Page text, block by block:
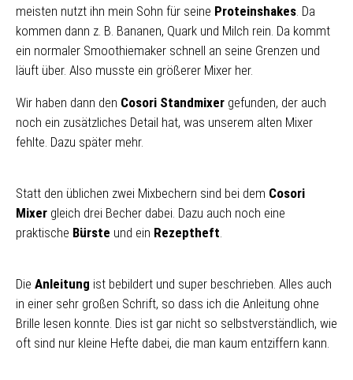
meisten nutzt ihn mein Sohn für seine Proteinshakes. Da
kommen dann z. B. Bananen, Quark und Milch rein. Da kommt
ein normaler Smoothiemaker schnell an seine Grenzen und
läuft über. Also musste ein größerer Mixer her.
Wir haben dann den Cosori Standmixer gefunden, der auch
noch ein zusätzliches Detail hat, was unserem alten Mixer
fehlte. Dazu später mehr.
Statt den üblichen zwei Mixbechern sind bei dem Cosori
Mixer gleich drei Becher dabei. Dazu auch noch eine
praktische Bürste und ein Rezeptheft.
Die Anleitung ist bebildert und super beschrieben. Alles auch
in einer sehr großen Schrift, so dass ich die Anleitung ohne
Brille lesen konnte. Dies ist gar nicht so selbstverständlich, wie
oft sind nur kleine Hefte dabei, die man kaum entziffern kann.